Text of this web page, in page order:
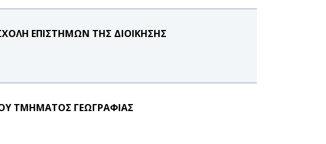
ΕΠΙΣΤΗΜΩΝ ΤΗΣ ΔΙΟΙΚΗΣΗΣ
ΤΜΗΜΑΤΟΣ ΓΕΩΓΡΑΦΙΑΣ